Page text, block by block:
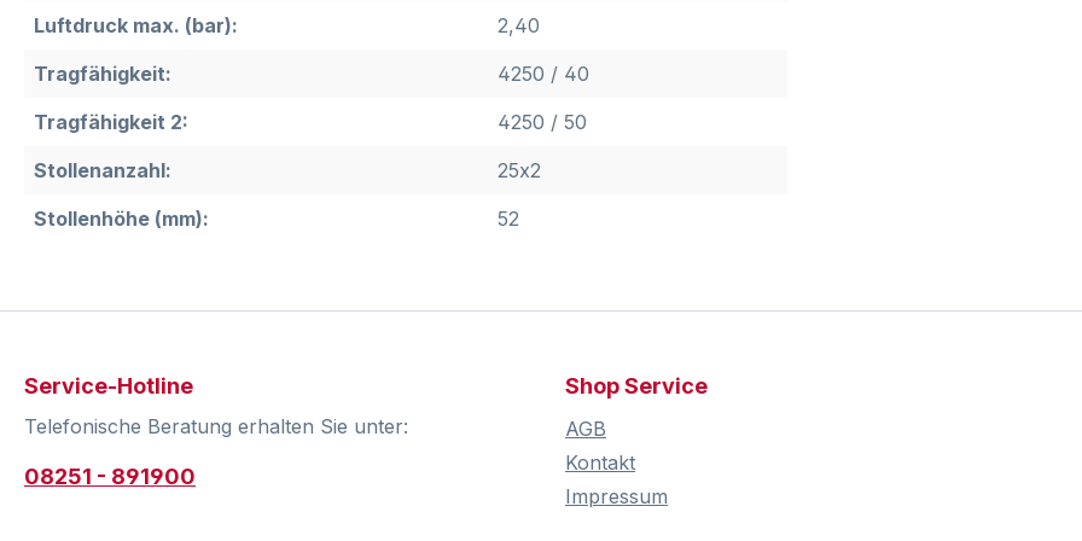
Luftdruck max. (bar):
2,40
Tragfähigkeit:
4250 / 40
Tragfähigkeit 2:
4250 / 50
Stollenanzahl:
25x2
Stollenhöhe (mm):
52
Service-Hotline
Telefonische Beratung erhalten Sie unter:
08251 - 891900
Shop Service
AGB
Kontakt
Impressum